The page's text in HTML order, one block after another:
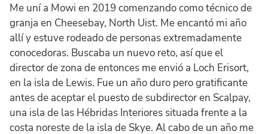
Me uní a Mowi en 2019 comenzando como técnico de
granja en Cheesebay, North Uist. Me encantó mi año
allí y estuve rodeado de personas extremadamente
conocedoras. Buscaba un nuevo reto, así que el
director de zona de entonces me envió a Loch Erisort,
en la isla de Lewis. Fue un año duro pero gratificante
antes de aceptar el puesto de subdirector en Scalpay,
una isla de las Hébridas Interiores situada frente a la
costa noreste de la isla de Skye. Al cabo de un año me